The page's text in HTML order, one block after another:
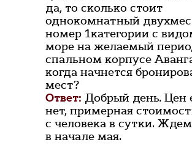
да, то сколько стоит
однокомнатный
номер 1категории с
море на желаемый
спальном корпусе
когда начнется
мест?
Ответ: Добрый день. Цен
нет, примерная
с человека в сутки.
в начале мая.